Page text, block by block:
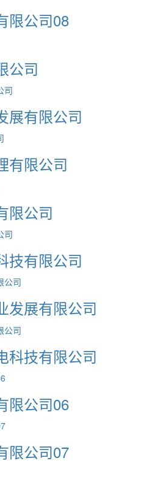
限公司08
公司
展有限公司
有限公司
限公司
技有限公司
发展有限公司
科技有限公司
限公司06
限公司07